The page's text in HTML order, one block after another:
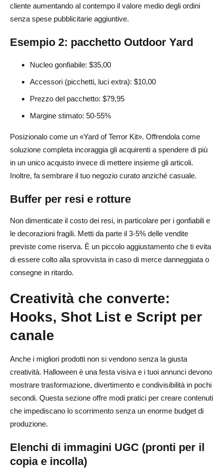
cliente aumentando al contempo il valore medio degli ordini
senza spese pubblicitarie aggiuntive.
Esempio 2: pacchetto Outdoor Yard
Nucleo gonfiabile: $35,00
Accessori (picchetti, luci extra): $10,00
Prezzo del pacchetto: $79,95
Margine stimato: 50-55%
Posizionalo come un «Yard of Terror Kit». Offrendola come
soluzione completa incoraggia gli acquirenti a spendere di più
in un unico acquisto invece di mettere insieme gli articoli.
Inoltre, fa sembrare il tuo negozio curato anziché casuale.
Buffer per resi e rotture
Non dimenticate il costo dei resi, in particolare per i gonfiabili e
le decorazioni fragili. Metti da parte il 3-5% delle vendite
previste come riserva. È un piccolo aggiustamento che ti evita
di essere colto alla sprovvista in caso di merce danneggiata o
consegne in ritardo.
Creatività che converte:
Hooks, Shot List e Script per
canale
Anche i migliori prodotti non si vendono senza la giusta
creatività. Halloween è una festa visiva e i tuoi annunci devono
mostrare trasformazione, divertimento e condivisibilità in pochi
secondi. Questa sezione offre modi pratici per creare contenuti
che impediscano lo scorrimento senza un enorme budget di
produzione.
Elenchi di immagini UGC (pronti per il
copia e incolla)